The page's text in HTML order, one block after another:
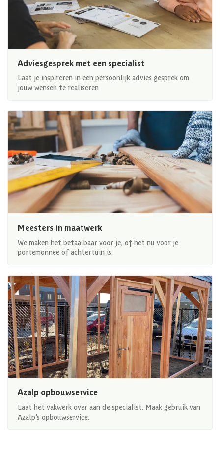
Adviesgesprek met een specialist
Laat je inspireren in een persoonlijk advies gesprek om
jouw wensen te realiseren
Meesters in maatwerk
We maken het betaalbaar voor je, of het nu voor je
portemonnee of achtertuin is.
Azalp opbouwservice
Laat het vakwerk over aan de specialist. Maak gebruik van
Azalp’s opbouwservice.